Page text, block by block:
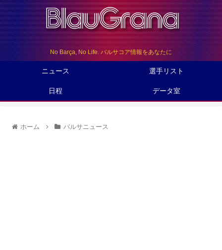
No Barça, No Life. バルサコア情報をあなたに
ニュース 選手リスト
日程 データ室
ホーム バルサニュース